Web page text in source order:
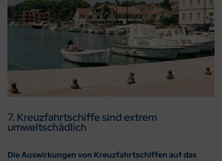
7. Kreuzfahrtschiffe sind extrem
umweltschädlich
Die Auswirkungen von Kreuzfahrtschiffen auf das